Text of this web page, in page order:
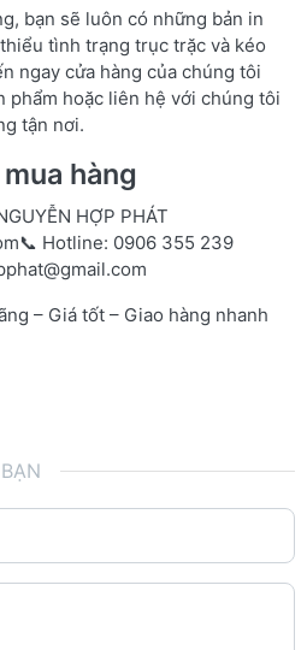
bạn sẽ luôn có những bản in
tình trạng trục trặc và kéo
ngay cửa hàng của chúng tôi
phẩm hoặc liên hệ với chúng tôi
tận nơi.
hàng
HỢP PHÁT
📞 Hotline: 0906 355 239
– Giá tốt – Giao hàng nhanh